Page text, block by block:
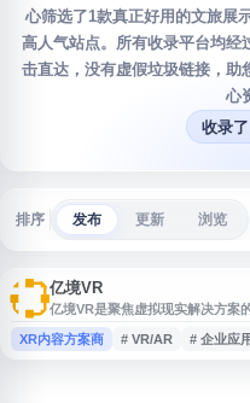
心筛选了1款真正好用的文旅展
高人气站点。所有收录平台均经
击直达，没有虚假垃圾链接，助
心
收录
排序 发布 更新 浏览
亿境VR
亿境VR是聚焦虚拟现实解决方案
术能力与行业应用场景，涵盖教
解其虚拟现实整体方案与服务。
XR内容方案商 # VR/AR # 企业应用